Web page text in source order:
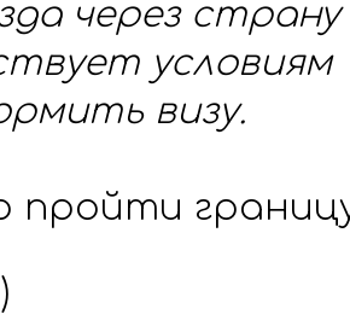
через страну
условиям
визу.
пройти